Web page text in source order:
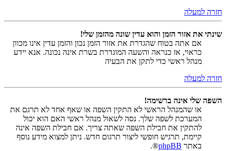
חזרה למעלה
שינתי את אזור הזמן והוא עדין שונה מהזמן שלי!
אם אתה בטוח שהגדרת את אזור הזמן נכון והזמן עדין אינו מכוון
כראוי, אז כנראה והשעה המוגדרת בשרת אינה נכונה. אנא יידע
מנהל ראשי כדי לתקן את הבעיה
חזרה למעלה
השפה שלי אינה ברשימה!
או שהמנהל הראשי לא התקין השפה או שאף אחד לא תרגם את
המערכת לשפה שלך. נסה לשאול מנהל ראשי האם הוא יכול
להתקין את חבילת השפה שאתה צריך. אם חבילת השפה אינה
קיימת, תרגיש חופשי ליצור תרגום חדש. ניתן למצוא מידע נוסף
באתר phpBB
®.